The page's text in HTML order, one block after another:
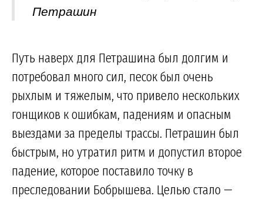
Петрашин
Путь наверх для Петрашина был долгим и
потребовал много сил, песок был очень
рыхлым и тяжелым, что привело нескольких
гонщиков к ошибкам, падениям и опасным
выездами за пределы трассы. Петрашин был
быстрым, но утратил ритм и допустил второе
падение, которое поставило точку в
преследовании Бобрышева. Целью стало —